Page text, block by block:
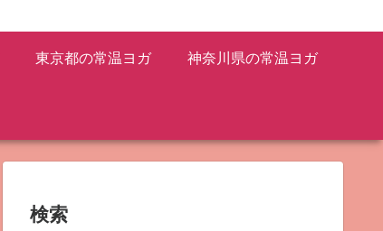
東京都の常温ヨガ 神奈川県の常温ヨガ
検索